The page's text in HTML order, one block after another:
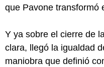
que Pavone transformó
Y ya sobre el cierre de
clara, llegó la igualdad
maniobra que definió